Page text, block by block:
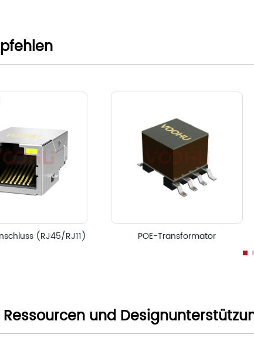
(RJ45/RJ11) POE-Transformator
und